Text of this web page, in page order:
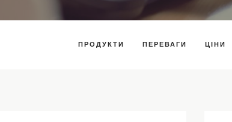
ПРОДУКТИ ПЕРЕВАГИ ЦІНИ